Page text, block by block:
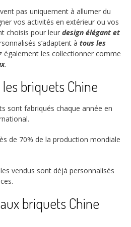
pas uniquement à allumer du
vos activités en extérieur ou vos
choisis pour leur design élégant et
s’adaptent à tous les
également les collectionner comme
.
briquets Chine
sont fabriqués chaque année en
de 70% de la production mondiale
vendus sont déjà personnalisés
briquets Chine